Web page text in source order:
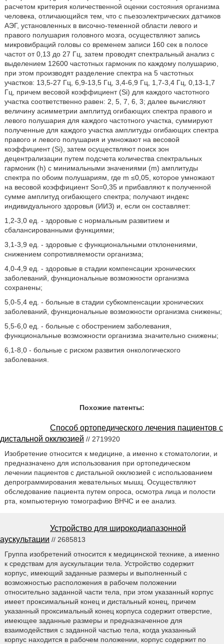
расчетом критерия количественной оценки состояния организма
человека, отличающийся тем, что с пьезоэлектрических датчиков
АЭГ, установленных в височно-теменной области левого и
правого полушария головного мозга, осуществляют запись
микровибраций головы со временем записи 160 сек в полосе
частот от 0,13 до 27 Гц, затем проводят спектральный анализ с
выделением 12600 частотных гармоник по каждому полушарию,
при этом производят разделение спектра на 5 частотных
участков: 13,5-27 Гц, 6,9-13,5 Гц, 3,4-6,9 Гц, 1,7-3,4 Гц, 0,13-1,7
Гц, причем весовой коэффициент (Si) для каждого частотного
участка соответственно равен: 2, 5, 7, 6, 3; далее вычисляют
величину асимметрии амплитуд огибающих спектра правого и
левого полушария для каждого частотного участка, суммируют
полученные для каждого участка амплитуды огибающих спектра
правого и левого полушария и умножают на весовой
коэффициент (Si), затем осуществляют поиск зон
децентрализации путем подсчета количества спектральных
гармоник (h) с минимальными значениями (m) амплитуды
спектра по обоим полушариям, где m ≤0,05, которое умножают
на весовой коэффициент So=0,35 и прибавляют к полученной
сумме амплитуд огибающего спектра; получают индекс
индивидуального здоровья (ИИЗ) и, если он составляет:
1,2-3,0 ед. - здоровые с нормальным развитием и
сбалансированными функциями;
3,1-3,9 ед. - здоровые с функциональными отклонениями,
снижением сопротивляемости организма;
4,0-4,9 ед. - здоровые в стадии компенсации хронических
заболеваний, функциональные возможности организма
сохранены;
5,0-5,4 ед. - больные в стадии субкомпенсации хронических
заболеваний, функциональные возможности организма снижены;
5,5-6,0 ед. - больные с обострением заболевания,
функциональные возможности организма значительно снижены;
6,1-8,0 - больные с риском развития онкологического
заболевания.
Похожие патенты:
Способ ортопедического лечения пациентов с
дистальной окклюзией // 2719920
Изобретение относится к медицине, а именно к стоматологии, и
предназначено для использования при ортопедическом
лечении пациентов с дистальной окклюзией с использованием
депрограммирования жевательных мышц. Осуществляют
обследование пациента путем опроса, осмотра лица и полости
рта, компьютерную томографию ВНЧС и ее анализ.
Устройство для широкодиапазонной
аускультации // 2685813
Группа изобретений относится к медицинской технике, а именно
к средствам для аускультации тела. Устройство содержит
корпус, имеющий заданные размеры и выполненный с
возможностью расположения в рабочем положении
относительно заданной части тела, при этом указанный корпус
имеет проксимальный конец и дистальный конец, причем
указанный проксимальный конец корпуса содержит отверстие,
имеющее заданные размеры и предназначенное для
взаимодействия с заданной частью тела, когда указанный
корпус находится в рабочем положении, корпус содержит по